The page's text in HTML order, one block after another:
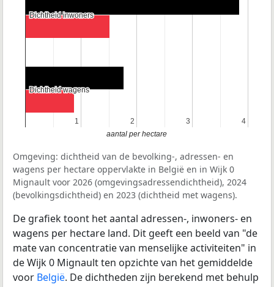
1
1 2
2 3
3 4
4
Dichtheid inwoners
Dichtheid inwoners
Dichtheid wagens
Dichtheid wagens
aantal per hectare
Omgeving: dichtheid van de bevolking-, adressen- en
wagens per hectare oppervlakte in België en in Wijk 0
Mignault voor 2026 (omgevingsadressendichtheid), 2024
(bevolkingsdichtheid) en 2023 (dichtheid met wagens).
De grafiek toont het aantal adressen-, inwoners- en
wagens per hectare land. Dit geeft een beeld van "de
mate van concentratie van menselijke activiteiten" in
de Wijk 0 Mignault ten opzichte van het gemiddelde
voor België. De dichtheden zijn berekend met behulp